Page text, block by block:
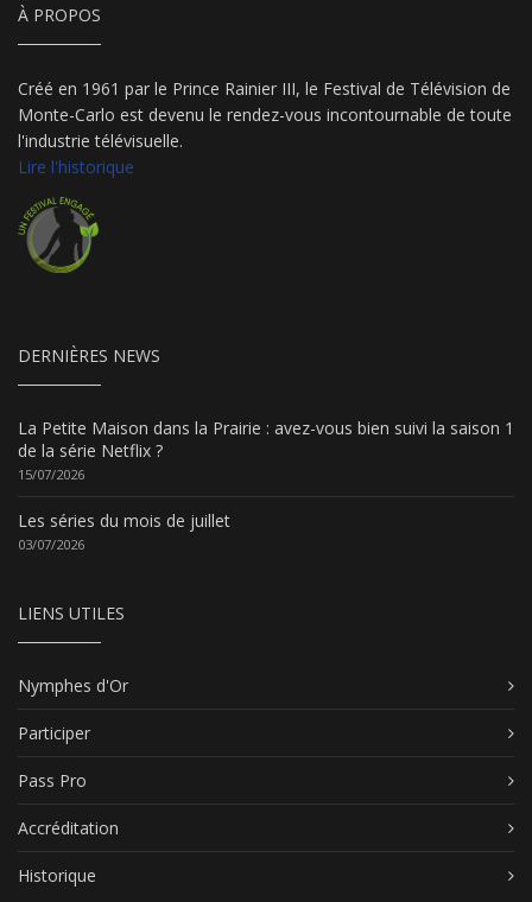
À PROPOS
Créé en 1961 par le Prince Rainier III, le Festival de Télévision de
Monte-Carlo est devenu le rendez-vous incontournable de toute
l'industrie télévisuelle.
Lire l'historique
DERNIÈRES NEWS
La Petite Maison dans la Prairie : avez-vous bien suivi la saison 1
de la série Netflix ?
15/07/2026
Les séries du mois de juillet
03/07/2026
LIENS UTILES
Nymphes d'Or
Participer
Pass Pro
Accréditation
Historique